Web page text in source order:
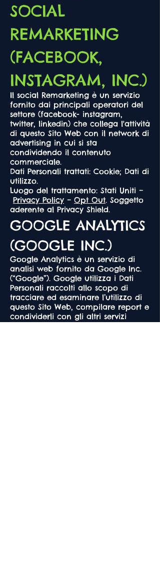
SOCIAL
REMARKETING
(FACEBOOK,
INSTAGRAM, INC.)
Il social Remarketing è un servizio
fornito dai principali operatori del
settore (facebook- instagram,
twitter, linkedin) che collega l'attività
di questo Sito Web con il network di
advertising in cui si sta
condividendo il contenuto
commerciale.
Dati Personali trattati: Cookie; Dati di
utilizzo.
Luogo del trattamento: Stati Uniti –
Privacy Policy – Opt Out. Soggetto
aderente al Privacy Shield.
GOOGLE ANALYTICS
(GOOGLE INC.)
Google Analytics è un servizio di
analisi web fornito da Google Inc.
(“Google”). Google utilizza i Dati
Personali raccolti allo scopo di
tracciare ed esaminare l’utilizzo di
questo Sito Web, compilare report e
condividerli con gli altri servizi